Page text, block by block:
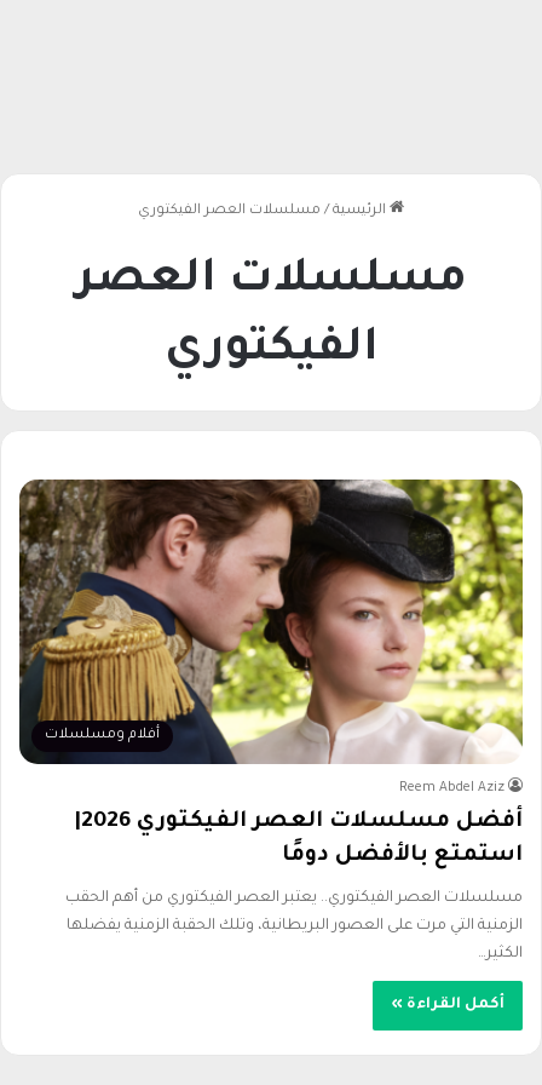
الرئيسية / مسلسلات العصر الفيكتوري
مسلسلات العصر
الفيكتوري
أفلام ومسلسلات
Reem Abdel Aziz
استمتع بالأفضل دومًا
مسلسلات العصر الفيكتوري.. يعتبر العصر الفيكتوري من أهم الحقب
الزمنية التي مرت على العصور البريطانية، وتلك الحقبة الزمنية يفضلها
الكثير…
أكمل القراءة »